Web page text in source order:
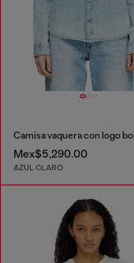
Camisa vaquera con logo
Mex$5,290.00
AZUL CLARO